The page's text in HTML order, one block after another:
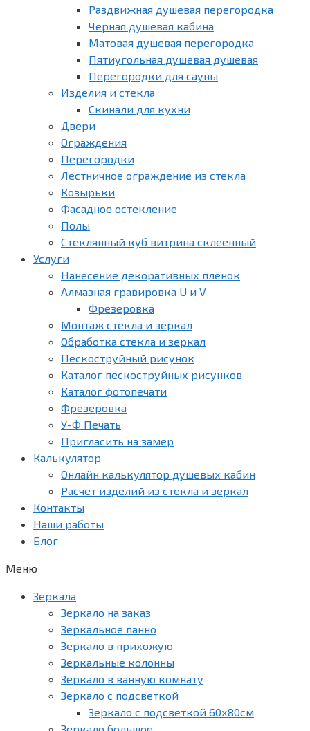
Раздвижная душевая перегородка
Черная душевая кабина
Матовая душевая перегородка
Пятиугольная душевая душевая
Перегородки для сауны
Изделия и стекла
Скинали для кухни
Двери
Ограждения
Перегородки
Лестничное ограждение из стекла
Козырьки
Фасадное остекление
Полы
Стеклянный куб витрина склеенный
Услуги
Нанесение декоративных плёнок
Алмазная гравировка U и V
Фрезеровка
Монтаж стекла и зеркал
Обработка стекла и зеркал
Пескоструйный рисунок
Каталог пескоструйных рисунков
Каталог фотопечати
Фрезеровка
У-Ф Печать
Пригласить на замер
Калькулятор
Онлайн калькулятор душевых кабин
Расчет изделий из стекла и зеркал
Контакты
Наши работы
Блог
Меню
Зеркала
Зеркало на заказ
Зеркальное панно
Зеркало в прихожую
Зеркальные колонны
Зеркало в ванную комнату
Зеркало с подсветкой
Зеркало с подсветкой 60х80см